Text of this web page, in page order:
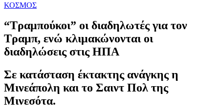
ΚΟΣΜΟΣ
“Τραμπούκοι” οι διαδηλωτές για τον
Τραμπ, ενώ κλιμακώνονται οι
διαδηλώσεις στις ΗΠΑ
Σε κατάσταση έκτακτης ανάγκης η
Μινεάπολη και το Σαιντ Πολ της
Μινεσότα.